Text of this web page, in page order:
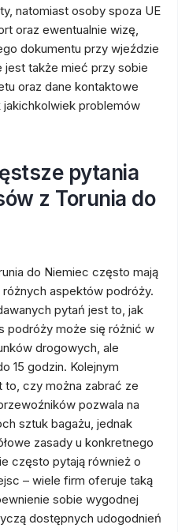
natomiast osoby spoza UE
oraz ewentualnie wizę,
dokumentu przy wjeździe
jest także mieć przy sobie
oraz dane kontaktowe
problemów
pytania
z Torunia do
do Niemiec często mają
aspektów podróży.
pytań jest to, jak
podróży może się różnić w
drogowych, ale
15 godzin. Kolejnym
to, czy można zabrać ze
pozwala na
sztuk bagażu, jednak
zasady u konkretnego
często pytają również o
– wiele firm oferuje taką
sobie wygodnej
dostępnych udogodnień